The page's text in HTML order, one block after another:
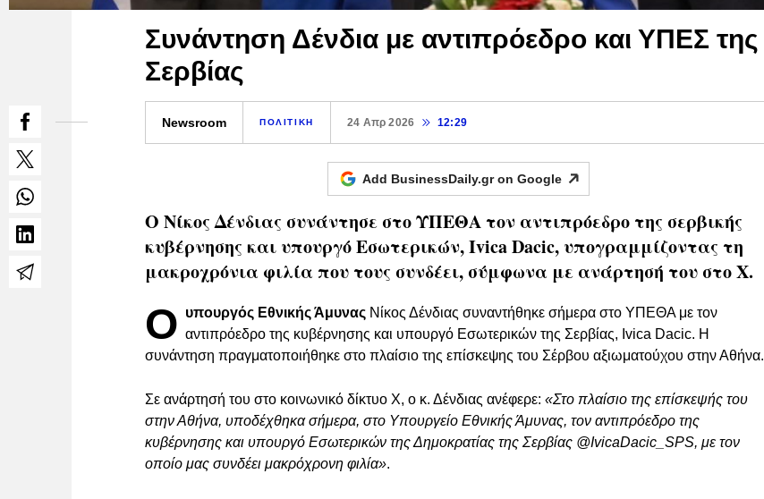
Συνάντηση Δένδια με αντιπρόεδρο και ΥΠΕΣ της
Σερβίας
Newsroom ΠΟΛΙΤΙΚΗ 24 Απρ 2026 12:29
Add BusinessDaily.gr on Google
Ο Νίκος Δένδιας συνάντησε στο ΥΠΕΘΑ τον αντιπρόεδρο της σερβικής
κυβέρνησης και υπουργό Εσωτερικών, Ivica Dacic, υπογραμμίζοντας τη
μακροχρόνια φιλία που τους συνδέει, σύμφωνα με ανάρτησή του στο Χ.
Ο υπουργός Εθνικής Άμυνας Νίκος Δένδιας συναντήθηκε σήμερα στο ΥΠΕΘΑ με τον
αντιπρόεδρο της κυβέρνησης και υπουργό Εσωτερικών της Σερβίας, Ivica Dacic. Η
συνάντηση πραγματοποιήθηκε στο πλαίσιο της επίσκεψης του Σέρβου αξιωματούχου στην Αθήνα.
Σε ανάρτησή του στο κοινωνικό δίκτυο Χ, ο κ. Δένδιας ανέφερε: «Στο πλαίσιο της επίσκεψής του
στην Αθήνα, υποδέχθηκα σήμερα, στο Υπουργείο Εθνικής Άμυνας, τον αντιπρόεδρο της
κυβέρνησης και υπουργό Εσωτερικών της Δημοκρατίας της Σερβίας @IvicaDacic_SPS, με τον
οποίο μας συνδέει μακρόχρονη φιλία».